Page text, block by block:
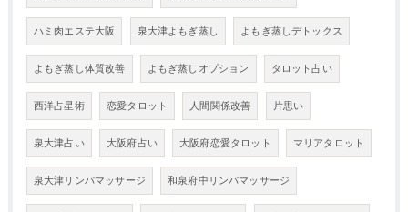
ハミ肉エステ大阪 泉大津よもぎ蒸し よもぎ蒸しデトックス
よもぎ蒸し体質改善 よもぎ蒸しオプション タロット占い
西洋占星術 恋愛タロット 人間関係改善 片思い
泉大津占い 大阪府占い 大阪府恋愛タロット マリアタロット
泉大津リンパマッサージ 和泉府中リンパマッサージ